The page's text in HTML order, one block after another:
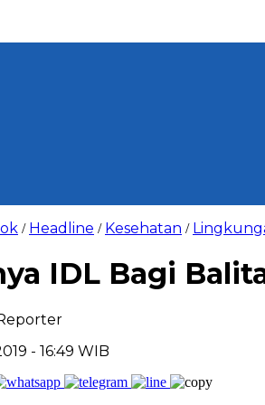
/ Headline / Kesehatan /
IDL Bagi
- 16:49 WIB